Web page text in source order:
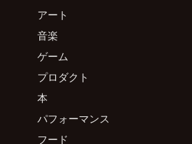
アート
音楽
ゲーム
プロダクト
本
パフォーマンス
フード